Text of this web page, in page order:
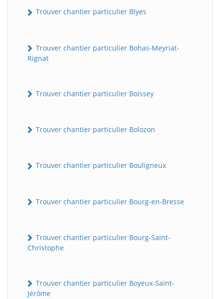
Trouver chantier particulier Blyes
Trouver chantier particulier Bohas-Meyriat-
Rignat
Trouver chantier particulier Boissey
Trouver chantier particulier Bolozon
Trouver chantier particulier Bouligneux
Trouver chantier particulier Bourg-en-Bresse
Trouver chantier particulier Bourg-Saint-
Christophe
Trouver chantier particulier Boyeux-Saint-
Jérôme